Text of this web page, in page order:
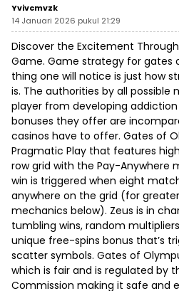
Yvivcmvzk
14 Januari 2026 pukul 21:29
Discover the Excitement
Game. Game strategy for gates
thing one will notice is just how
is. The authorities by all
player from developing
bonuses they offer are
casinos have to offer. Gates of
Pragmatic Play that features
row grid with the Pay-Anywhere
win is triggered when eight
anywhere on the grid (for
mechanics below). Zeus is in
tumbling wins, random
unique free-spins bonus that’s
scatter symbols. Gates of
which is fair and is regulated by
Commission making it safe and